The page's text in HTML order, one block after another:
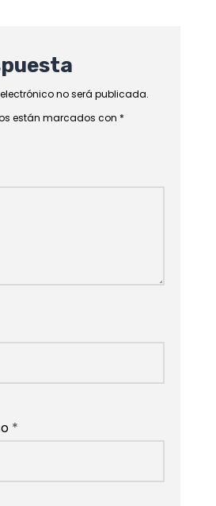
no será publicada.
están marcados con *
*